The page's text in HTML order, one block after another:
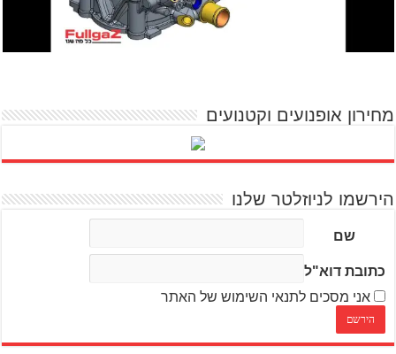
מחירון אופנועים וקטנועים
הירשמו לניוזלטר שלנו
שם
כתובת דוא"ל
אני מסכים לתנאי השימוש של האתר